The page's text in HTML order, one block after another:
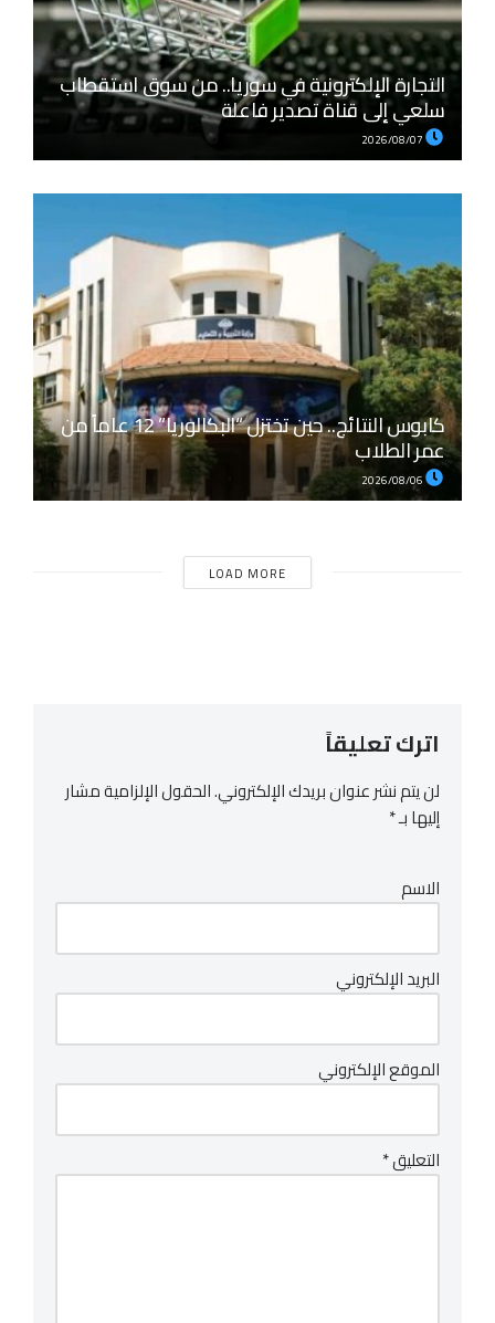
التجارة الإلكترونية في سوريا.. من سوق استقطاب
سلعي إلى قناة تصدير فاعلة
كابوس النتائج.. حين تختزل “البكالوريا” 12 عاماً من
عمر الطلاب
LOAD MORE
اترك تعليقاً
لن يتم نشر عنوان بريدك الإلكتروني.الحقول الإلزامية مشار
إليها بـ*
الاسم
البريد الإلكتروني
الموقع الإلكتروني
التعليق*